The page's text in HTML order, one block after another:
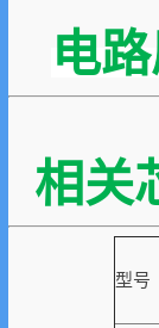
电
相关
型号